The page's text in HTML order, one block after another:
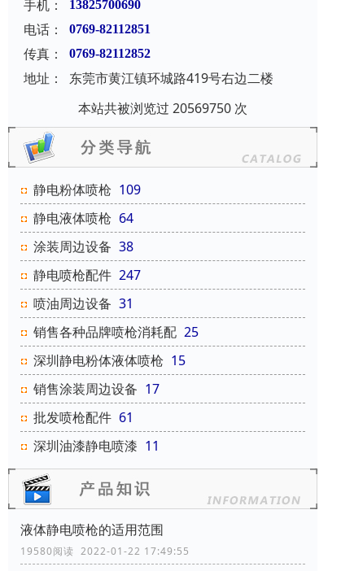
手机：
13825700690
电话： 0769-82112851
传真： 0769-82112852
地址：
东莞市黄江镇环城路419号右边二楼
本站共被浏览过 20569750 次
静电粉体喷枪 109
静电液体喷枪 64
涂装周边设备 38
静电喷枪配件 247
喷油周边设备 31
销售各种品牌喷枪消耗配 25
深圳静电粉体液体喷枪 15
销售涂装周边设备 17
批发喷枪配件 61
深圳油漆静电喷漆 11
液体静电喷枪的适用范围
19580阅读 2022-01-22 17:49:55